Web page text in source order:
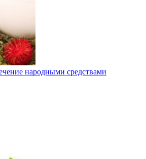
народными средствами